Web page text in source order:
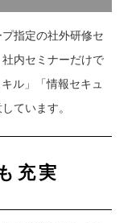
指定の社外研修セ
内セミナーだけで
ル」「情報セキュ
ています。
充実